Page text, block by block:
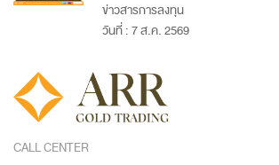
ข่าวสารการลงทุน
วันที่ : 7 ส.ค. 2569
CALL CENTER